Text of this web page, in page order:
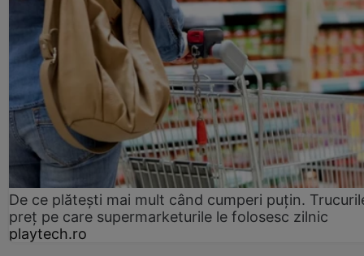
De ce plătești mai mult când cumperi puțin.
preț pe care supermarketurile le folosesc zilnic
playtech.ro